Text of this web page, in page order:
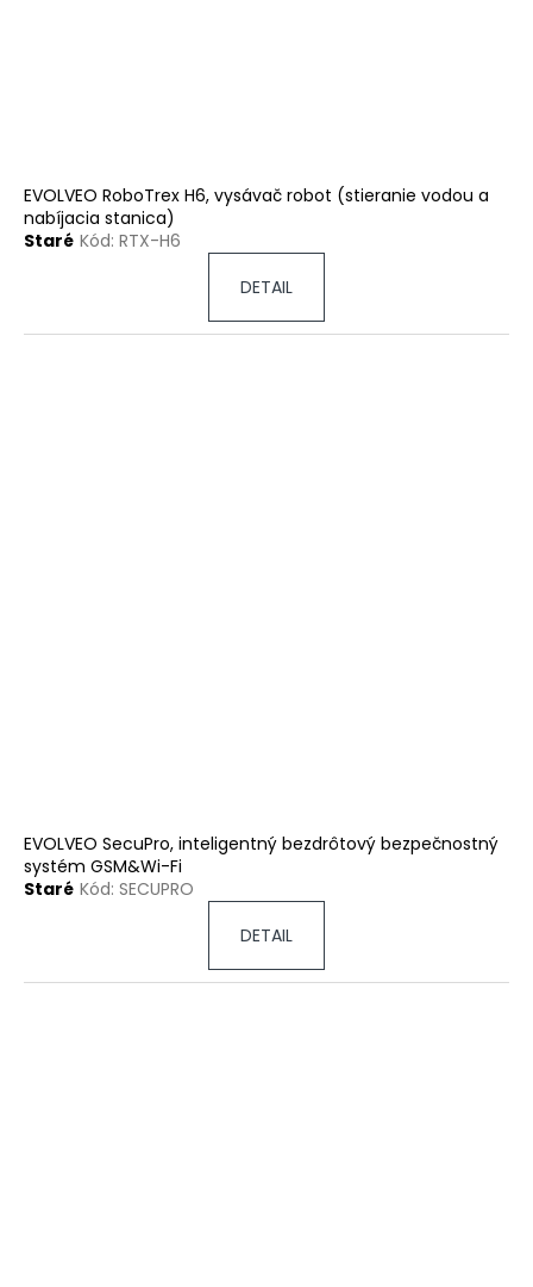
EVOLVEO RoboTrex H6, vysávač robot (stieranie vodou a
nabíjacia stanica)
Staré Kód: RTX-H6
DETAIL
EVOLVEO SecuPro, inteligentný bezdrôtový bezpečnostný
systém GSM&Wi-Fi
Staré Kód: SECUPRO
DETAIL